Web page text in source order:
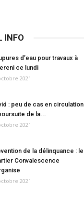
INFO
d’eau pour travaux à
ce lundi
2021
: peu de cas en circulation
de la...
2021
de la délinquance : le
Convalescence
2021